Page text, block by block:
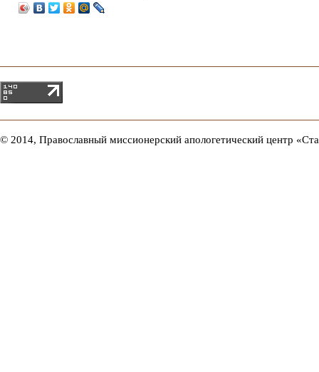
© 2014, Православный миссионерский апологетический центр